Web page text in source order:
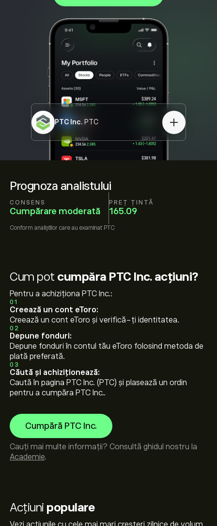
Prognoza analistului
CONSENS
Cumpărare moderată
PREȚ ȚINTĂ
165.09
Conform analiștilor care au examinat PTC
PTC Inc. PTC
Acțiuni populare
Cum pot cumpăra PTC Inc. acțiuni?
Pentru a achiziționa PTC Inc.:
01
Creează un cont eToro:
Creează un cont eToro și verifică-ți identitatea.
02
Depune fonduri:
Depune fonduri în contul tău eToro folosind metoda de
plată preferată.
03
Căută și achiziționează:
Caută în pagina PTC Inc. (PTC) și plasează un ordin
pentru a cumpăra PTC Inc..
Cumpără PTC Inc.
Cauți mai multe informații? Consultă ghidul nostru la
Academie.